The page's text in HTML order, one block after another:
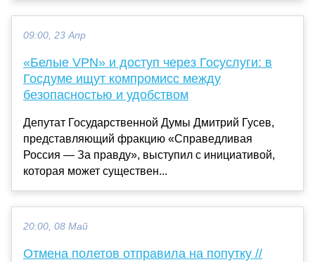
09:00, 23 Апр
«Белые VPN» и доступ через Госуслуги: в
Госдуме ищут компромисс между
безопасностью и удобством
Депутат Государственной Думы Дмитрий Гусев,
представляющий фракцию «Справедливая
Россия — За правду», выступил с инициативой,
которая может существен...
20:00, 08 Май
Отмена полетов отправила на попутку //